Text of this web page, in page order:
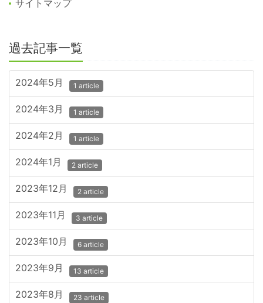
サイトマップ
過去記事一覧
2024年5月 1 article
2024年3月 1 article
2024年2月 1 article
2024年1月 2 article
2023年12月 2 article
2023年11月 3 article
2023年10月 6 article
2023年9月 13 article
2023年8月 23 article